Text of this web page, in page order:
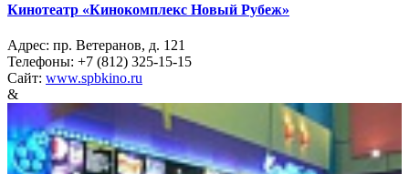
Кинотеатр «Кинокомплекс Новый Рубеж»
Адрес: пр. Ветеранов, д. 121
Телефоны: +7 (812) 325-15-15
Сайт: www.spbkino.ru
&